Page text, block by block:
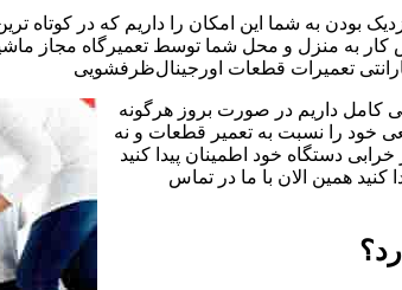
بودن به شما این امکان را داریم که در
به منزل و محل شما توسط تعمیرگاه مجاز
تعمیرات قطعات اورجینالظرفشویی
کامل داریم در صورت بروز هرگونه
خود را نسبت به تعمیر قطعات و نه
دستگاه خود اطمینان پیدا کنید
همین الان با ما در تماس